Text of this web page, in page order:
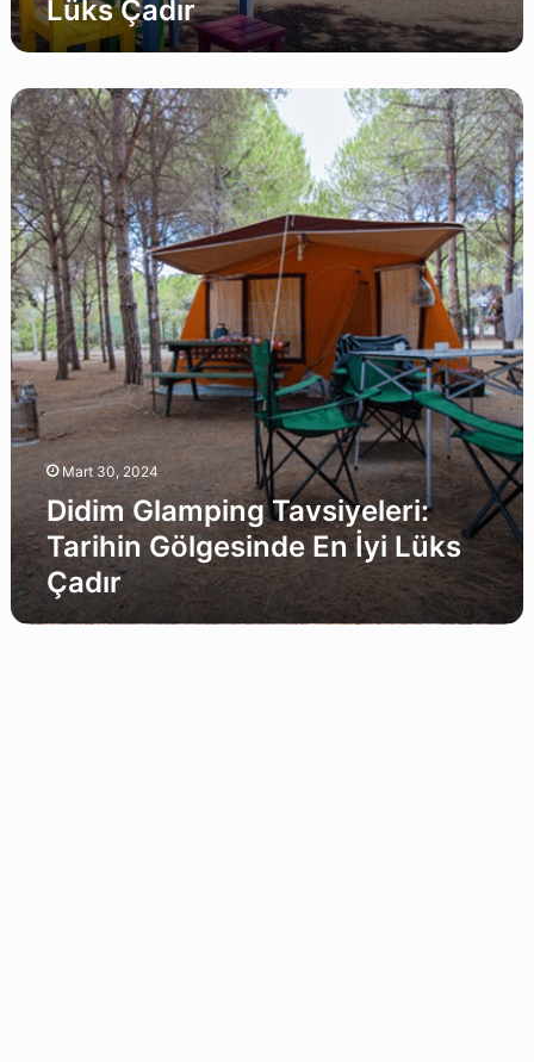
Lüks Çadır
Didim
Glamping
Tavsiyeleri:
Tarihin
Gölgesinde
En
İyi
Lüks
Çadır
Mart 30, 2024
Didim Glamping Tavsiyeleri:
Tarihin Gölgesinde En İyi Lüks
Çadır